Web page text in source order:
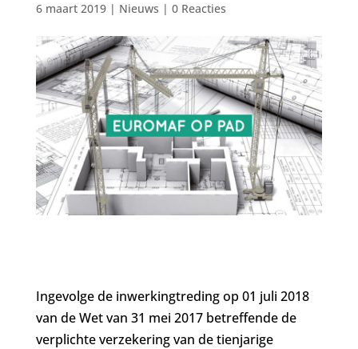
6 maart 2019| Nieuws | 0 Reacties
Ingevolge de inwerkingtreding op 01 juli 2018
van de Wet van 31 mei 2017 betreffende de
verplichte verzekering van de tienjarige